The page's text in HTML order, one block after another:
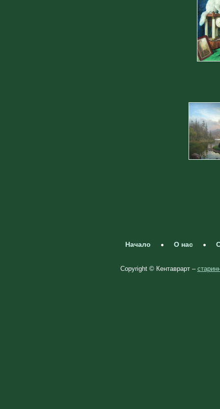
Начало О нас
Copyright © Кентаврарт –